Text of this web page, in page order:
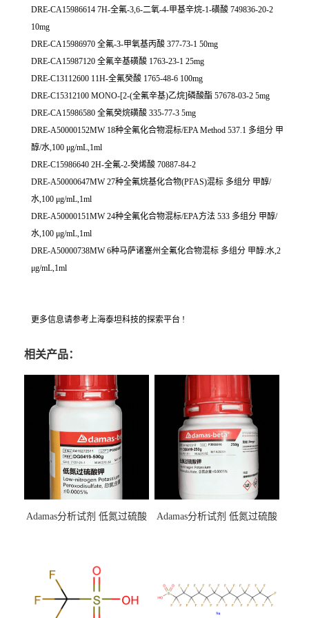
DRE-CA15986614 7H-全氟-3,6-二氧-4-甲基辛烷-1-磺酸 749836-20-2
10mg
DRE-CA15986970 全氟-3-甲氧基丙酸 377-73-1 50mg
DRE-CA15987120 全氟辛基磺酸 1763-23-1 25mg
DRE-C13112600 11H-全氟癸酸 1765-48-6 100mg
DRE-C15312100 MONO-[2-(全氟辛基)乙烷]磷酸酯 57678-03-2 5mg
DRE-CA15986580 全氟癸烷磺酸 335-77-3 5mg
DRE-A50000152MW 18种全氟化合物混标/EPA Method 537.1 多组分 甲
醇/水,100 μg/mL,1ml
DRE-C15986640 2H-全氟-2-癸烯酸 70887-84-2
DRE-A50000647MW 27种全氟烷基化合物(PFAS)混标 多组分 甲醇/
水,100 μg/mL,1ml
DRE-A50000151MW 24种全氟化合物混标/EPA方法 533 多组分 甲醇/
水,100 μg/mL,1ml
DRE-A50000738MW 6种马萨诸塞州全氟化合物混标 多组分 甲醇:水,2
μg/mL,1ml
更多信息请参考上海泰坦科技的探索平台 !
相关产品：
Adamas分析试剂 低氮过硫酸
（泰坦现货供应）
Adamas分析试剂 低氮过硫酸